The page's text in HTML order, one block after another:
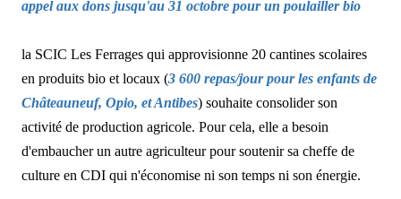
appel aux dons jusqu'au 31 octobre pour un poulailler bio
la SCIC Les Ferrages qui approvisionne 20 cantines scolaires
en produits bio et locaux (3 600 repas/jour pour les enfants de
Châteauneuf, Opio, et Antibes) souhaite consolider son
activité de production agricole. Pour cela, elle a besoin
d'embaucher un autre agriculteur pour soutenir sa cheffe de
culture en CDI qui n'économise ni son temps ni son énergie.